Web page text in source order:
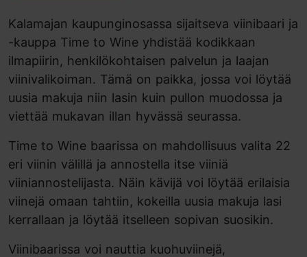
Kalamajan kaupunginosassa sijaitseva viinibaari ja
-kauppa Time to Wine yhdistää kodikkaan
ilmapiirin, henkilökohtaisen palvelun ja laajan
viinivalikoiman. Tämä on paikka, jossa voi löytää
uusia makuja niin lasin kuin pullon muodossa ja
viettää mukavan illan hyvässä seurassa.
Time to Wine baarissa on mahdollisuus valita 22
eri viinin välillä ja annostella itse viiniä
viiniannostelijasta. Näin kävijä voi löytää erilaisia
viinejä omaan tahtiin, kokeilla uusia makuja lasi
kerrallaan ja löytää itselleen sopivan suosikin.
Viinibaarissa voi nauttia kuohuviinejä,